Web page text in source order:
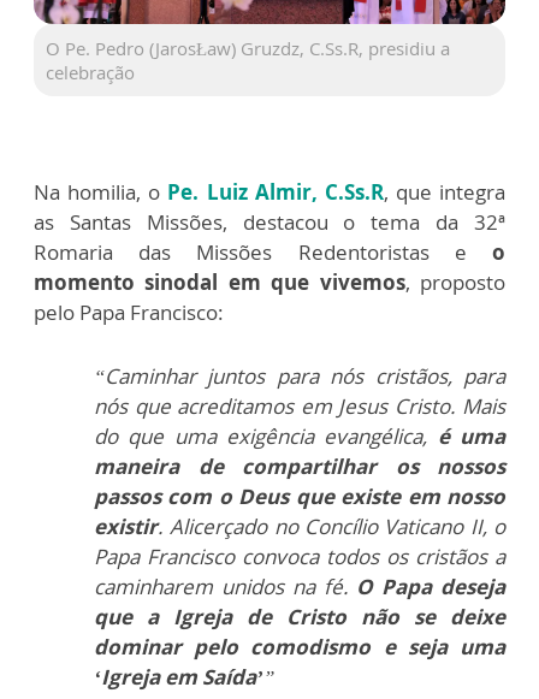
O Pe. Pedro (JarosŁaw) Gruzdz, C.Ss.R, presidiu a
celebração
Na homilia, o Pe. Luiz Almir, C.Ss.R, que integra
as Santas Missões, destacou o tema da 32ª
Romaria das Missões Redentoristas e o
momento sinodal em que vivemos, proposto
pelo Papa Francisco:
“Caminhar juntos para nós cristãos, para
nós que acreditamos em Jesus Cristo. Mais
do que uma exigência evangélica, é uma
maneira de compartilhar os nossos
passos com o Deus que existe em nosso
existir. Alicerçado no Concílio Vaticano II, o
Papa Francisco convoca todos os cristãos a
caminharem unidos na fé. O Papa deseja
que a Igreja de Cristo não se deixe
dominar pelo comodismo e seja uma
‘Igreja em Saída’”